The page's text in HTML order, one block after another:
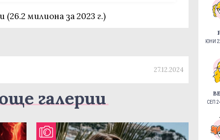
милиона за 2023 г.)
27.12.2024
галерии
ЮНИ
СЕП